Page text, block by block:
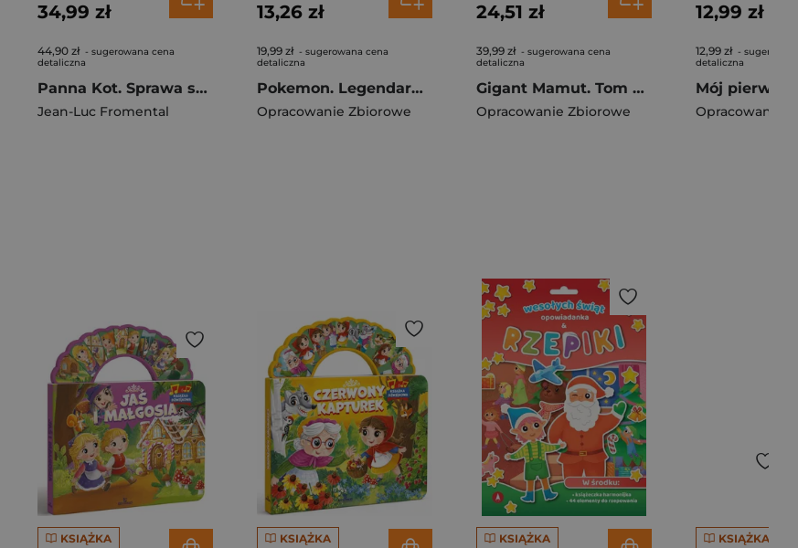
34,99 zł
44,90 zł - sugerowana cena
detaliczna
Panna Kot. Sprawa skrzata bez czapki
Jean-Luc Fromental
13,26 zł
19,99 zł - sugerowana cena
detaliczna
Pokemon. Legendarne i Mityczne Pokemony. Kolorowe przygody
Opracowanie Zbiorowe
24,51 zł
39,99 zł - sugerowana cena
detaliczna
Gigant Mamut. Tom 2/2026. Za kilka dolarów więcej
Opracowanie Zbiorowe
12,99 zł
12,99 zł -
detaliczna
Opracowanie
KSIĄŻKA KSIĄŻKA KSIĄŻKA KSIĄŻKA